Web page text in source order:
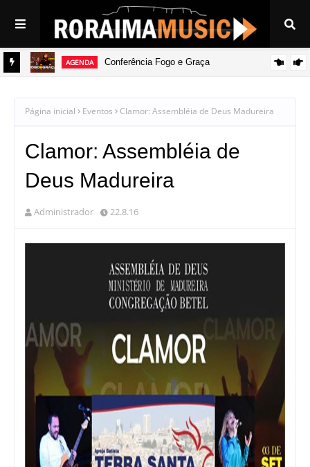
AGENDA
Conferência Fogo e Graça
Página inicial Eventos Clamor: Assembléia de Deus Madureira
Clamor: Assembléia de
Deus Madureira
Administrador 22.8.16